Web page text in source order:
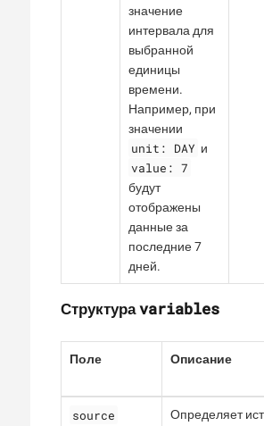
значение
интервала для
выбранной
единицы
времени.
Например, при
значении
unit: DAY и
value: 7
будут
отображены
данные за
последние 7
дней.
Структураvariables
Поле Описание
source
Определяет